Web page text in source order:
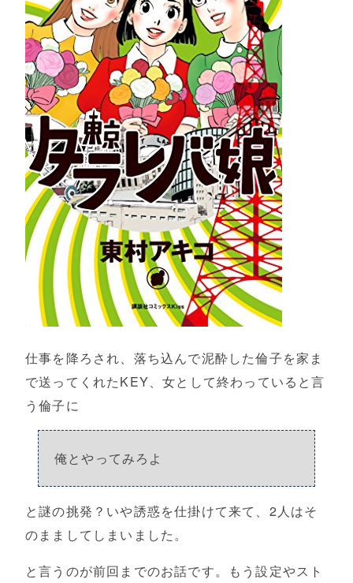
仕事を降ろされ、落ち込んで泥酔した倫子を家ま
で送ってくれたKEY、女として終わっていると言
う倫子に
俺とやってみろよ
と謎の挑発？いや誘惑を仕掛けて来て、2人はそ
のまましてしまいました。
と言うのが前回までのお話です。もう設定やスト